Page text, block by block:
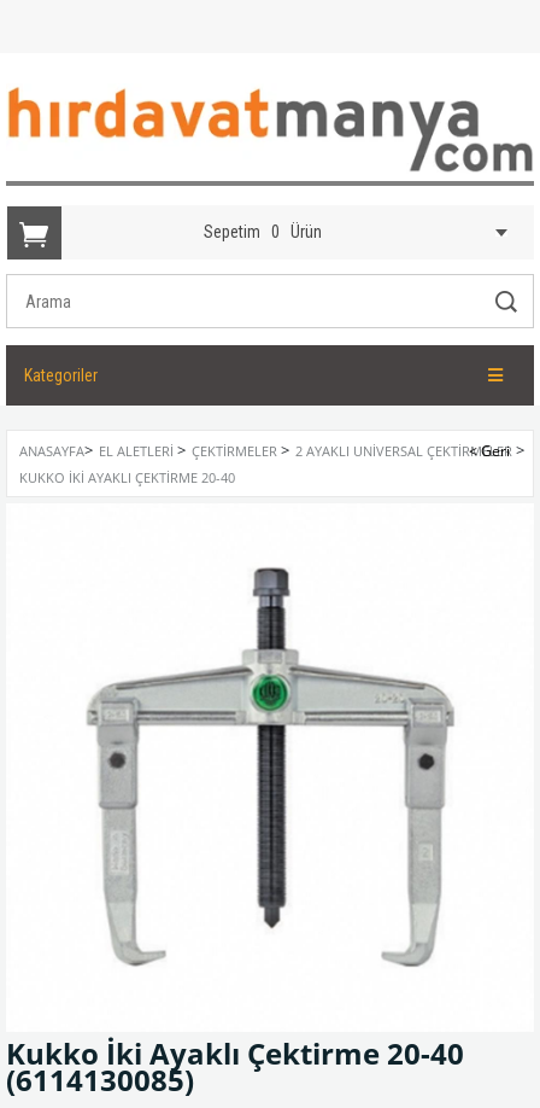
Sepetim 0 Ürün
Kategoriler
ANASAYFA> EL ALETLERI > ÇEKTIRMELER > 2 AYAKLI UNIVERSAL ÇEKTIRMELER >
KUKKO İKI AYAKLI ÇEKTIRME 20-40
Kukko İki Ayaklı Çektirme 20-40
(6114130085)